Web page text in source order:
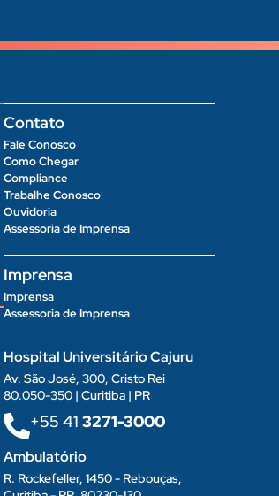
Contato
Fale Conosco
Como Chegar
Compliance
Trabalhe Conosco
Ouvidoria
Assessoria de Imprensa
Imprensa
Imprensa
Assessoria de Imprensa
Hospital Universitário Cajuru
Av. São José, 300, Cristo Rei
80.050-350 | Curitiba | PR
+55 41 3271-3000
Ambulatório
R. Rockefeller, 1450 - Rebouças,